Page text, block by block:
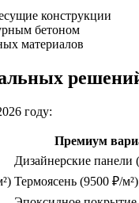
конструкции
бетоном
материалов
году:
Премиум
Дизайнерские панели
Термоясень (9500 ₽/м²)